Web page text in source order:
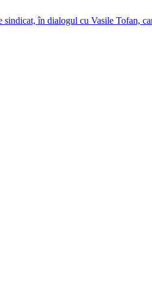
în dialogul cu Vasile Tofan,